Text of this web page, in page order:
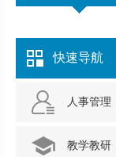
快速导航
人事管理
教学教研